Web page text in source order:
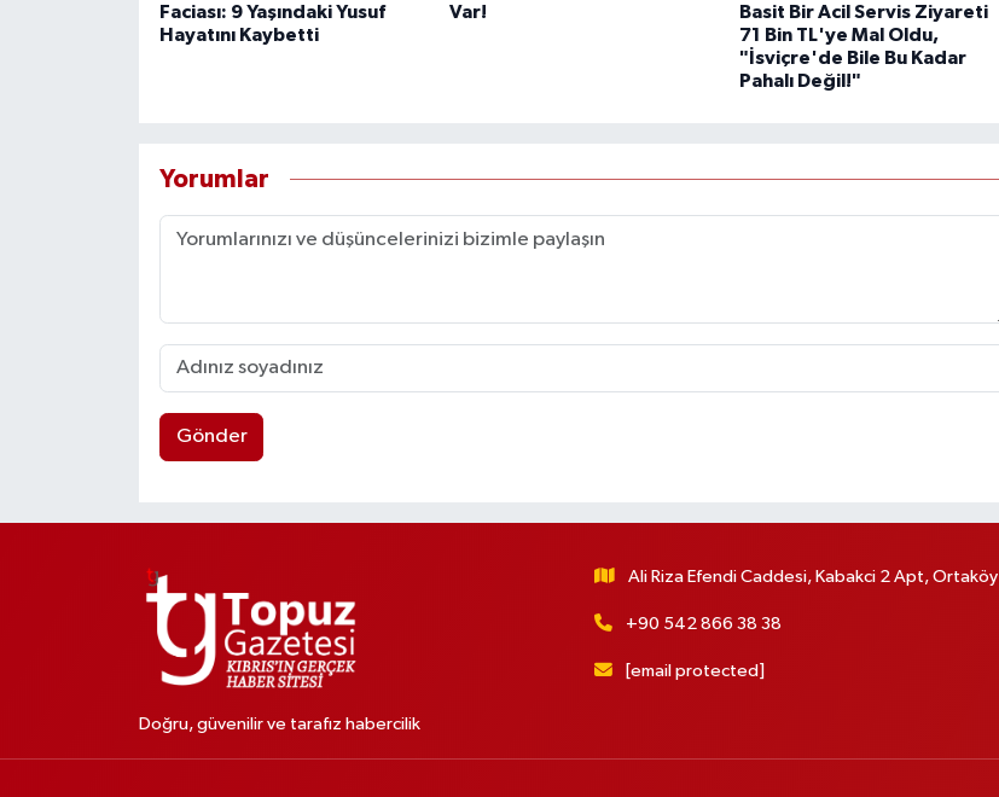
Faciası: 9 Yaşındaki Yusuf
Hayatını Kaybetti
Var!
Basit Bir Acil Servis Ziyareti
71 Bin TL'ye Mal Oldu,
"İsviçre'de Bile Bu Kadar
Pahalı Değil!"
Yorumlar
Gönder
Doğru, güvenilir ve tarafız habercilik
Ali Riza Efendi Caddesi, Kabakci 2 Apt, Ortaköy
+90 542 866 38 38
[email protected]